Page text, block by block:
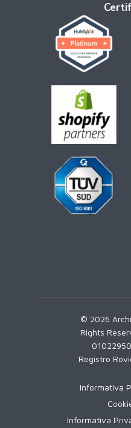
© 2026
Rights
Registro
Informativa
Informativa